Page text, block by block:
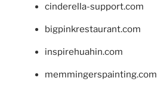
cinderella-support.com
bigpinkrestaurant.com
inspirehuahin.com
memmingerspainting.com